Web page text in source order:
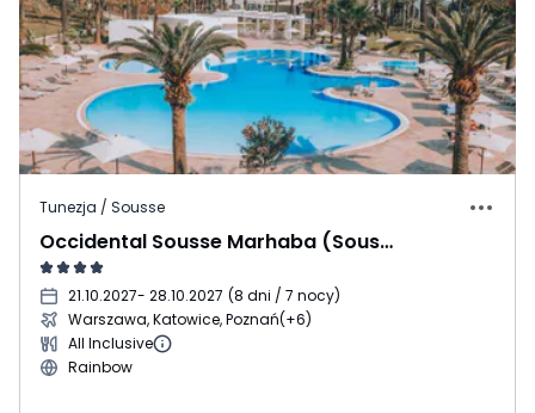
Tunezja / Sousse
Occidental Sousse Marhaba (Sousse)
21.10.2027- 28.10.2027 (8 dni / 7 nocy)
Warszawa, Katowice, Poznań(+6)
All Inclusive
Rainbow